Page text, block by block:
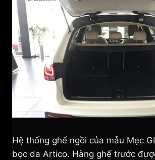
Hệ thống ghế ngồi của mẫu Mẹc
bọc da Artico. Hàng ghế trước